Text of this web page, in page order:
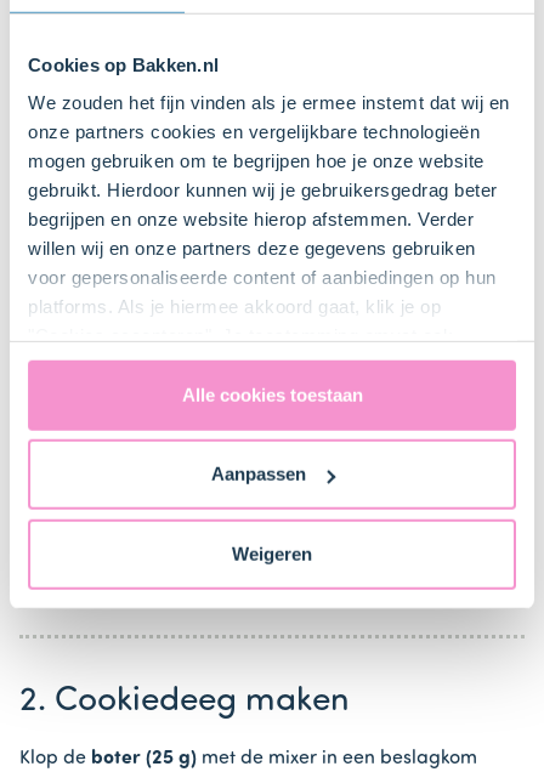
Cookies op Bakken.nl
We zouden het fijn vinden als je ermee instemt dat wij en
onze partners cookies en vergelijkbare technologieën
mogen gebruiken om te begrijpen hoe je onze website
gebruikt. Hierdoor kunnen wij je gebruikersgedrag beter
begrijpen en onze website hierop afstemmen. Verder
willen wij en onze partners deze gegevens gebruiken
voor gepersonaliseerde content of aanbiedingen op hun
platforms. Als je hiermee akkoord gaat, klik je op
uitdrukkelijk een eventuele gegevensoverdracht naar de
Verenigde Staten in de zin van artikel 49 AVG. Raadpleeg
ons
naar technology providers en partners in de Verenigde
Staten. Je kunt op elk moment van gedachten
Alle cookies toestaan
Aanpassen
Weigeren
Bestel gemakkelijk en snel je bakproducten
bij ons zusje DeLeuksteTaartenshop
Stappen
1. Voorbereiden
Plaats het rooster iets onder het midden van de oven
en verwarm de oven voor (elektrisch 180°C /
bakspray (bijv. Dr. Oetker).
2. Cookiedeeg maken
Klop de boter (25 g) met de mixer in een beslagkom